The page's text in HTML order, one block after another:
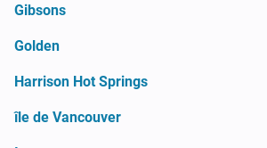
Gibsons
Golden
Harrison Hot Springs
île de Vancouver